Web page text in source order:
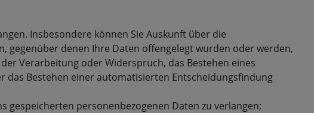
Insbesondere können Sie Auskunft über die
gegenüber denen Ihre Daten offengelegt wurden oder werden,
Verarbeitung oder Widerspruch, das Bestehen eines
Bestehen einer automatisierten Entscheidungsfindung
gespeicherten personenbezogenen Daten zu verlangen;